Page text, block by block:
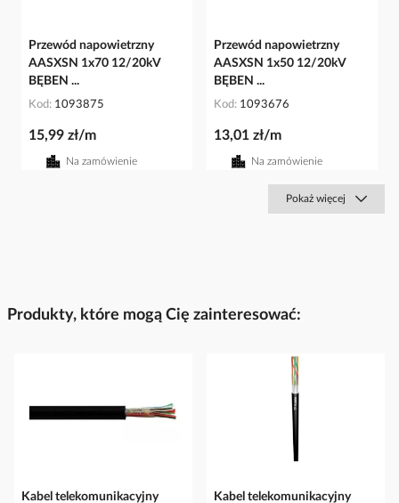
Przewód napowietrzny
AASXSN 1x70 12/20kV
BĘBEN ...
Kod 1093875
15,99 zł/m
Na zamówienie
Przewód napowietrzny
AASXSN 1x50 12/20kV
BĘBEN ...
Kod 1093676
13,01 zł/m
Na zamówienie
Pokaż więcej
Produkty, które mogą Cię zainteresować:
Kabel telekomunikacyjny
Kabel telekomunikacyjny